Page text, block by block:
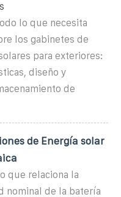
lo que necesita
los gabinetes de
para exteriores:
diseño y
de
de Energía solar
que relaciona la
nominal de la batería